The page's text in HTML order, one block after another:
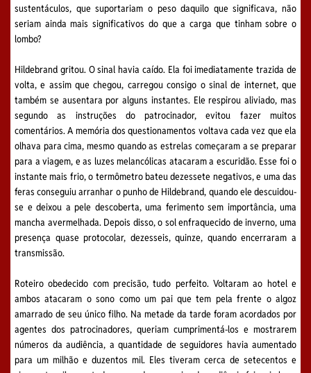
sustentáculos, que suportariam o peso daquilo que significava, não
seriam ainda mais significativos do que a carga que tinham sobre o
lombo?
Hildebrand gritou. O sinal havia caído. Ela foi imediatamente trazida de
volta, e assim que chegou, carregou consigo o sinal de internet, que
também se ausentara por alguns instantes. Ele respirou aliviado, mas
segundo as instruções do patrocinador, evitou fazer muitos
comentários. A memória dos questionamentos voltava cada vez que ela
olhava para cima, mesmo quando as estrelas começaram a se preparar
para a viagem, e as luzes melancólicas atacaram a escuridão. Esse foi o
instante mais frio, o termômetro bateu dezessete negativos, e uma das
feras conseguiu arranhar o punho de Hildebrand, quando ele descuidou-
se e deixou a pele descoberta, uma ferimento sem importância, uma
mancha avermelhada. Depois disso, o sol enfraquecido de inverno, uma
presença quase protocolar, dezesseis, quinze, quando encerraram a
transmissão.
Roteiro obedecido com precisão, tudo perfeito. Voltaram ao hotel e
ambos atacaram o sono como um pai que tem pela frente o algoz
amarrado de seu único filho. Na metade da tarde foram acordados por
agentes dos patrocinadores, queriam cumprimentá-los e mostrarem
números da audiência, a quantidade de seguidores havia aumentado
para um milhão e duzentos mil. Eles tiveram cerca de setecentos e